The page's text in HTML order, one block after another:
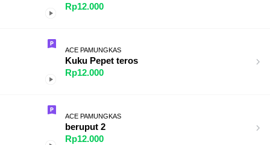
Rp12.000
ACE PAMUNGKAS
Kuku Pepet teros
Rp12.000
ACE PAMUNGKAS
beruput 2
Rp12.000